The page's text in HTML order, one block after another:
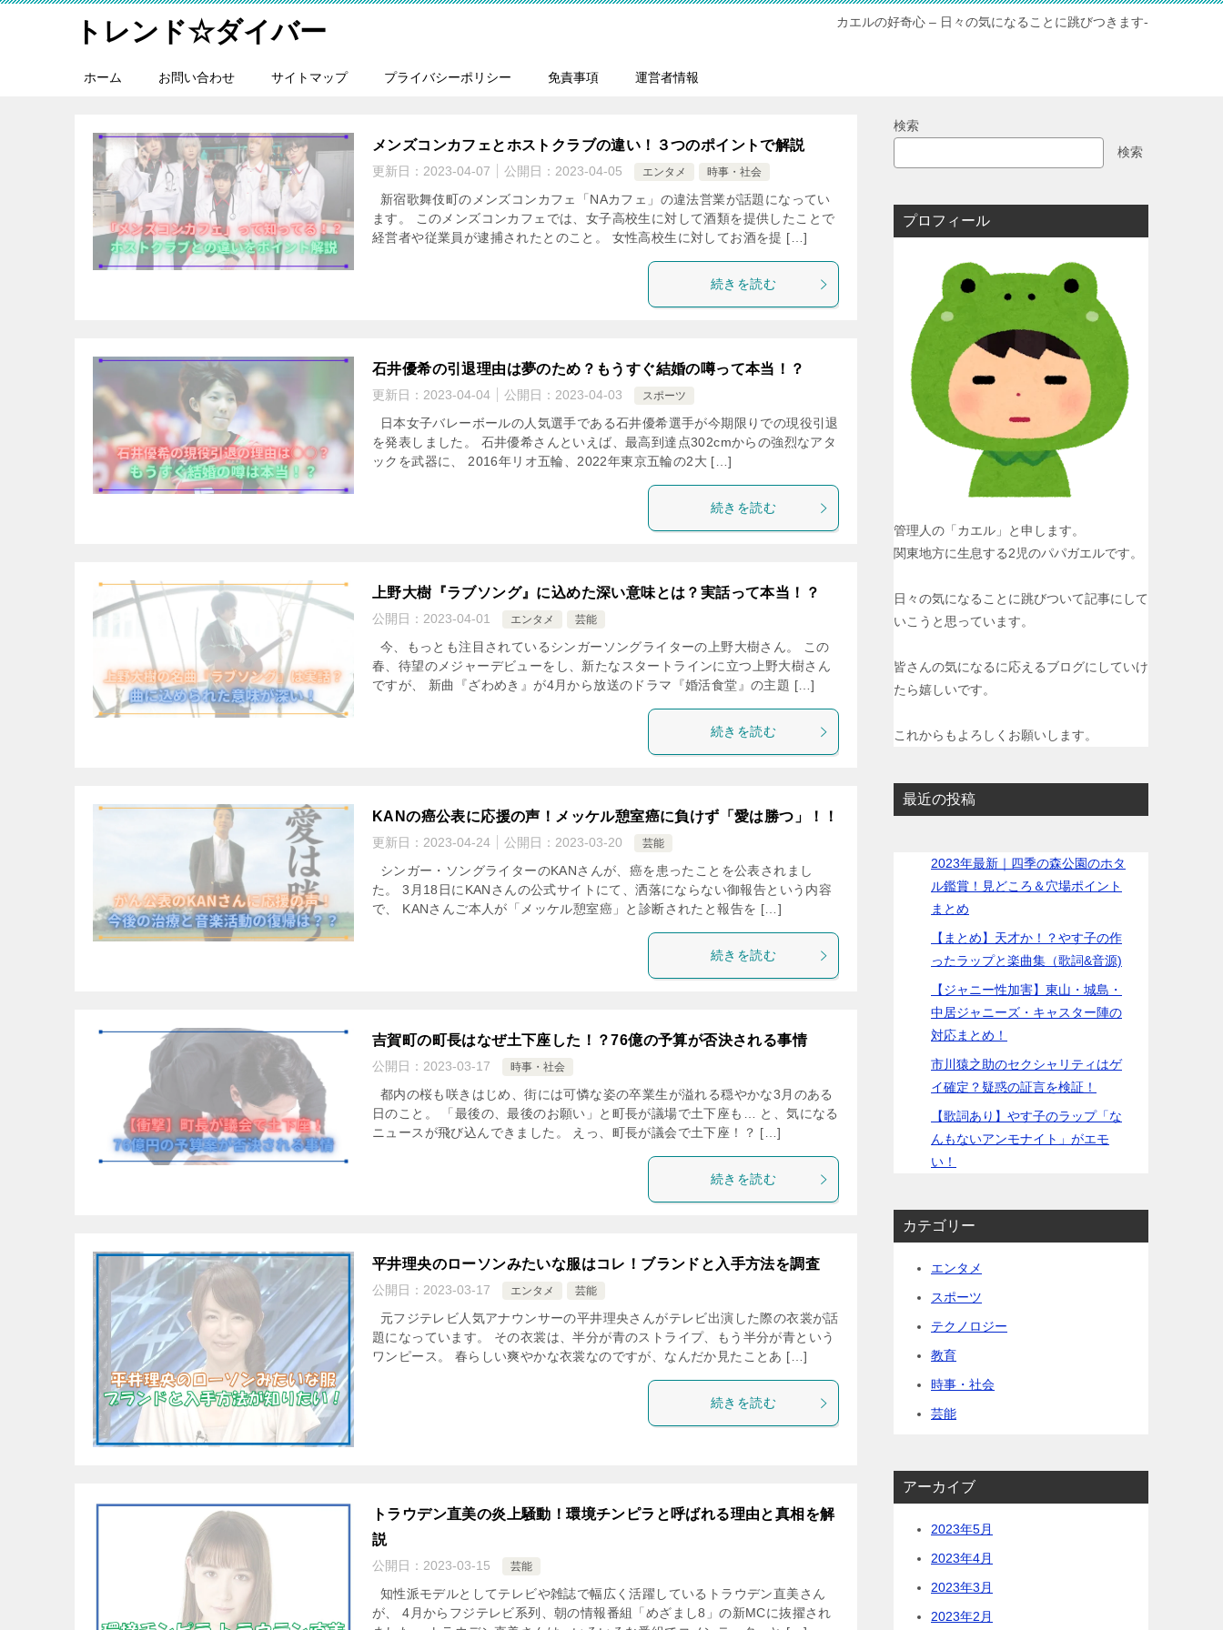
トレンド☆ダイバー カエルの好奇心 – 日々の気になることに跳びつきます-
ホーム お問い合わせ サイトマップ プライバシーポリシー 免責事項 運営者情報
メンズコンカフェとホストクラブの違い！３つのポイントで解説
更新日： 2023-04-07 公開日： 2023-04-05 エンタメ 時事・社会
新宿歌舞伎町のメンズコンカフェ「NAカフェ」の違法営業が話題になってい
ます。 このメンズコンカフェでは、女子高校生に対して酒類を提供したことで
経営者や従業員が逮捕されたとのこと。 女性高校生に対してお酒を提 […]
続きを読む
石井優希の引退理由は夢のため？もうすぐ結婚の噂って本当！？
更新日： 2023-04-04 公開日： 2023-04-03 スポーツ
日本女子バレーボールの人気選手である石井優希選手が今期限りでの現役引退
を発表しました。 石井優希さんといえば、最高到達点302cmからの強烈なアタ
ックを武器に、 2016年リオ五輪、2022年東京五輪の2大 […]
続きを読む
上野大樹『ラブソング』に込めた深い意味とは？実話って本当！？
公開日： 2023-04-01 エンタメ 芸能
今、もっとも注目されているシンガーソングライターの上野大樹さん。 この
春、待望のメジャーデビューをし、新たなスタートラインに立つ上野大樹さん
ですが、 新曲『ざわめき』が4月から放送のドラマ『婚活食堂』の主題 […]
続きを読む
KANの癌公表に応援の声！メッケル憩室癌に負けず「愛は勝つ」！！
更新日： 2023-04-24 公開日： 2023-03-20 芸能
シンガー・ソングライターのKANさんが、癌を患ったことを公表されまし
た。 3月18日にKANさんの公式サイトにて、洒落にならない御報告という内容
で、 KANさんご本人が「メッケル憩室癌」と診断されたと報告を […]
続きを読む
吉賀町の町長はなぜ土下座した！？76億の予算が否決される事情
公開日： 2023-03-17 時事・社会
都内の桜も咲きはじめ、街には可憐な姿の卒業生が溢れる穏やかな3月のある
日のこと。 「最後の、最後のお願い」と町長が議場で土下座も… と、気になる
ニュースが飛び込んできました。 えっ、町長が議会で土下座！？ […]
続きを読む
平井理央のローソンみたいな服はコレ！ブランドと入手方法を調査
公開日： 2023-03-17 エンタメ 芸能
元フジテレビ人気アナウンサーの平井理央さんがテレビ出演した際の衣裳が話
題になっています。 その衣裳は、半分が青のストライプ、もう半分が青という
ワンピース。 春らしい爽やかな衣裳なのですが、なんだか見たことあ […]
続きを読む
トラウデン直美の炎上騒動！環境チンピラと呼ばれる理由と真相を解
説
公開日： 2023-03-15 芸能
知性派モデルとしてテレビや雑誌で幅広く活躍しているトラウデン直美さん
が、 4月からフジテレビ系列、朝の情報番組「めざまし8」の新MCに抜擢され
検索
検索
プロフィール
管理人の「カエル」と申します。
関東地方に生息する2児のパパガエルです。
日々の気になることに跳びついて記事にして
いこうと思っています。
皆さんの気になるに応えるブログにしていけ
たら嬉しいです。
これからもよろしくお願いします。
最近の投稿
2023年最新｜四季の森公園のホタ
ル鑑賞！見どころ＆穴場ポイント
まとめ
【まとめ】天才か！？やす子の作
ったラップと楽曲集（歌詞&音源)
【ジャニー性加害】東山・城島・
中居ジャニーズ・キャスター陣の
対応まとめ！
市川猿之助のセクシャリティはゲ
イ確定？疑惑の証言を検証！
【歌詞あり】やす子のラップ「な
んもないアンモナイト」がエモ
い！
カテゴリー
エンタメ
スポーツ
テクノロジー
教育
時事・社会
芸能
アーカイブ
2023年5月
2023年4月
2023年3月
2023年2月